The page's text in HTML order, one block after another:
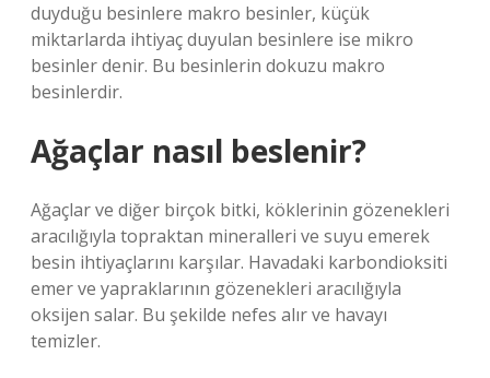
duyduğu besinlere makro besinler, küçük
miktarlarda ihtiyaç duyulan besinlere ise mikro
besinler denir. Bu besinlerin dokuzu makro
besinlerdir.
Ağaçlar nasıl beslenir?
Ağaçlar ve diğer birçok bitki, köklerinin gözenekleri
aracılığıyla topraktan mineralleri ve suyu emerek
besin ihtiyaçlarını karşılar. Havadaki karbondioksiti
emer ve yapraklarının gözenekleri aracılığıyla
oksijen salar. Bu şekilde nefes alır ve havayı
temizler.